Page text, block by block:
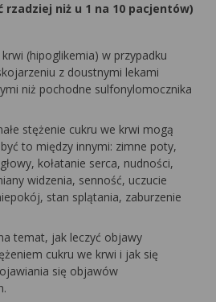
rzadziej niż u 1 na 10 pacjentów)
(hipoglikemia) w przypadku
z doustnymi lekami
niż pochodne sulfonylomocznika
stężenie cukru we krwi mogą
to między innymi: zimne poty,
kołatanie serca, nudności,
widzenia, senność, uczucie
stan splątania, zaburzenie
temat, jak leczyć objawy
cukru we krwi i jak się
się objawów